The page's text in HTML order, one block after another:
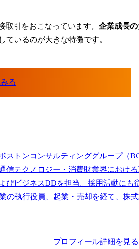
引をおこなっています。 企業成長
ているのが大きな特徴です。
ストンコンサルティンググループ（
信テクノロジー・消費財業界におけ
びビジネスDDを担当。採用活動にも
の執行役員、起業・売却を経て、株
プロフィール詳細を見る